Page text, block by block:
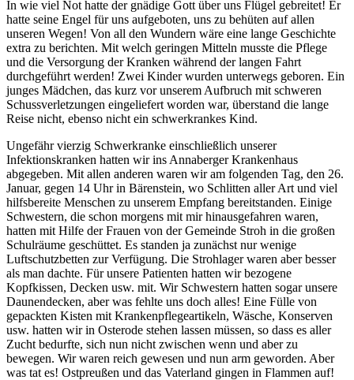
In wie viel Not hatte der gnädige Gott über uns Flügel gebreitet! Er
hatte seine Engel für uns aufgeboten, uns zu behüten auf allen
unseren Wegen! Von all den Wundern wäre eine lange Geschichte
extra zu berichten. Mit welch geringen Mitteln musste die Pflege
und die Versorgung der Kranken während der langen Fahrt
durchgeführt werden! Zwei Kinder wurden unterwegs geboren. Ein
junges Mädchen, das kurz vor unserem Aufbruch mit schweren
Schussverletzungen eingeliefert worden war, überstand die lange
Reise nicht, ebenso nicht ein schwerkrankes Kind.
Ungefähr vierzig Schwerkranke einschließlich unserer
Infektionskranken hatten wir ins Annaberger Krankenhaus
abgegeben. Mit allen anderen waren wir am folgenden Tag, den 26.
Januar, gegen 14 Uhr in Bärenstein, wo Schlitten aller Art und viel
hilfsbereite Menschen zu unserem Empfang bereitstanden. Einige
Schwestern, die schon morgens mit mir hinausgefahren waren,
hatten mit Hilfe der Frauen von der Gemeinde Stroh in die großen
Schulräume geschüttet. Es standen ja zunächst nur wenige
Luftschutzbetten zur Verfügung. Die Strohlager waren aber besser
als man dachte. Für unsere Patienten hatten wir bezogene
Kopfkissen, Decken usw. mit. Wir Schwestern hatten sogar unsere
Daunendecken, aber was fehlte uns doch alles! Eine Fülle von
gepackten Kisten mit Krankenpflegeartikeln, Wäsche, Konserven
usw. hatten wir in Osterode stehen lassen müssen, so dass es aller
Zucht bedurfte, sich nun nicht zwischen wenn und aber zu
bewegen. Wir waren reich gewesen und nun arm geworden. Aber
was tat es! Ostpreußen und das Vaterland gingen in Flammen auf!